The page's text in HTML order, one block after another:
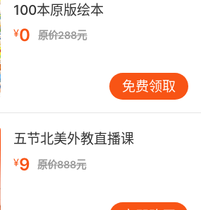
100本原版绘本
¥0 原价288元
免费领取
五节北美外教直播课
¥9 原价888元